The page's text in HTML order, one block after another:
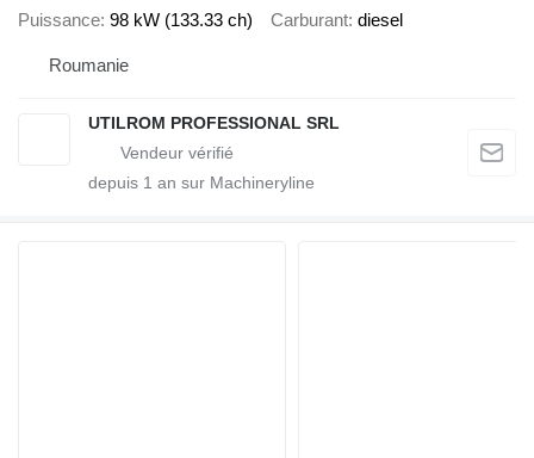
Puissance 98 kW (133.33 ch) Carburant diesel
Roumanie
UTILROM PROFESSIONAL SRL
depuis 1 an sur Machineryline